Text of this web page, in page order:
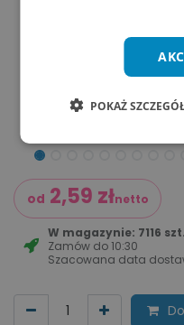
od 2,59 złnetto
W magazynie: 7116 szt.
Zamów do10:30
Szacowana data
POKAŻ